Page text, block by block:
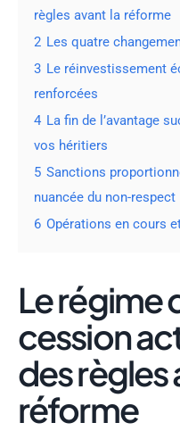
règles avant la réforme
2 Les quatre
3 Le réinvestissement
renforcées
4 La fin de l’avantage
vos héritiers
5 Sanctions
nuancée du non-respect
6 Opérations en cours
Le régime
cession
des règles
réforme